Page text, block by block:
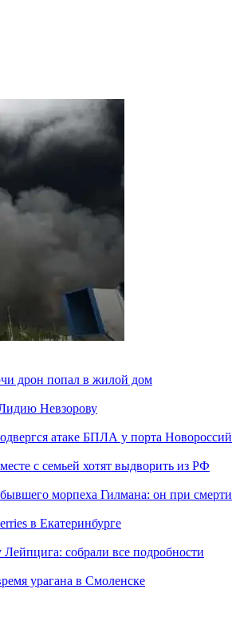
дрон попал в жилой дом
Невзорову
атаке БПЛА у порта
с семьей хотят выдворить из РФ
морпеха Гилмана: он при
в Екатеринбурге
собрали все подробности
урагана в Смоленске